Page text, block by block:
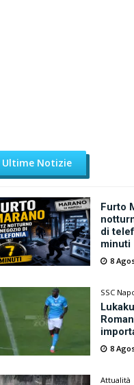
Ultime Notizie
Furto
di
minuti
8
SSC
8
Attualità